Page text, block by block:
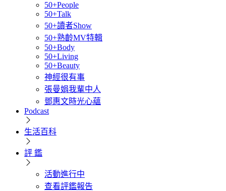
50+People
50+Talk
50+讀者Show
50+熟齡MV特輯
50+Body
50+Living
50+Beauty
神經很有事
張曼娟我輩中人
鄧惠文時光心蘊
Podcast
生活百科
評 鑑
活動進行中
查看評鑑報告